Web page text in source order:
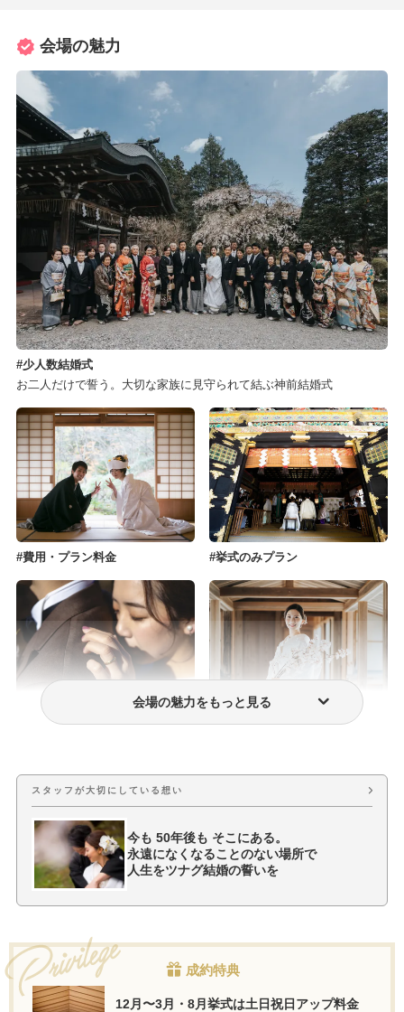
会場の魅力
少人数結婚式
お二人だけで誓う。大切な家族に見守られて結ぶ神前結婚式
費用・プラン料金 挙式のみプラン
フォトウェディング・前撮り ウェディングドレス・衣装
会場の魅力をもっと見る
スタッフが大切にしている想い
今も 50年後も そこにある。
永遠になくなることのない場所で
人生をツナグ結婚の誓いを
成約特典
12月〜3月・8月挙式は土日祝日アップ料金